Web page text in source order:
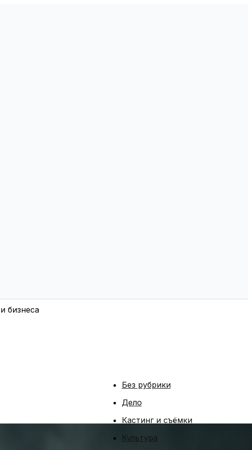
бизнеса
Без рубрики
Дело
Кастинг и съёмки
Культура